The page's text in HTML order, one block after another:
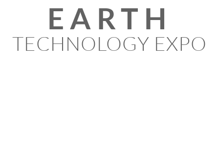
EARTH
TECHNOLOGY EXPO